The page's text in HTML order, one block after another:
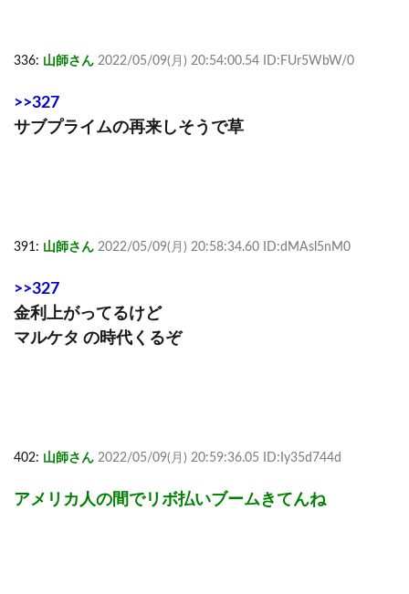
336: 山師さん 2022/05/09(月) 20:54:00.54 ID:FUr5WbW/0
>>327
サブプライムの再来しそうで草
391: 山師さん 2022/05/09(月) 20:58:34.60 ID:dMAsl5nM0
>>327
金利上がってるけど
マルケタ の時代くるぞ
402: 山師さん 2022/05/09(月) 20:59:36.05 ID:Iy35d744d
アメリカ人の間でリボ払いブームきてんね